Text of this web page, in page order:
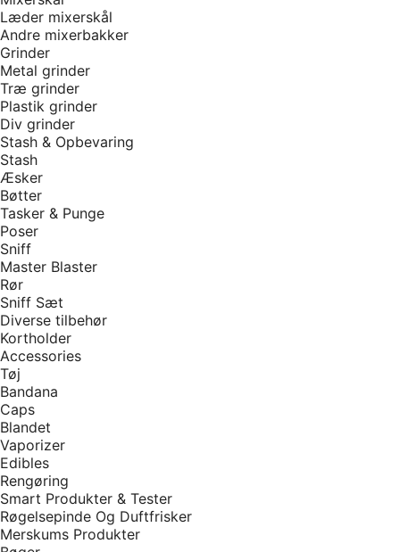
Læder mixerskål
Andre mixerbakker
Grinder
Metal grinder
Træ grinder
Plastik grinder
Div grinder
Stash & Opbevaring
Stash
Æsker
Bøtter
Tasker & Punge
Poser
Sniff
Master Blaster
Rør
Sniff Sæt
Diverse tilbehør
Kortholder
Accessories
Tøj
Bandana
Caps
Blandet
Vaporizer
Edibles
Rengøring
Smart Produkter & Tester
Røgelsepinde Og Duftfrisker
Merskums Produkter